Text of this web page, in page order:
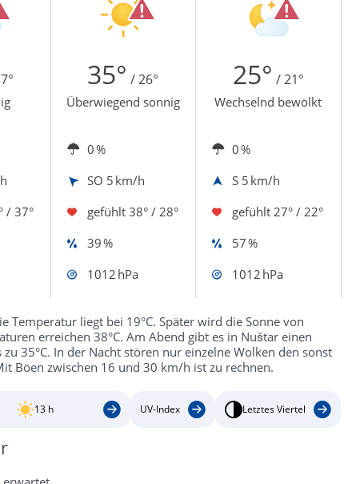
35° / 26° 25° / 21°
Überwiegend sonnig Wechselnd bewölkt
0 %
0 %
SO 5 km/h S 5 km/h
/ 37° gefühlt 38° / 28° gefühlt 27° / 22°
39 %
57 %
1012 hPa 1012 hPa
Temperatur liegt bei 19°C. Später wird die Sonne von
erreichen 38°C. Am Abend gibt es in Nuštar einen
35°C. In der Nacht stören nur einzelne Wolken den sonst
Böen zwischen 16 und 30 km/h ist zu rechnen.
13 h UV-Index Letztes Viertel